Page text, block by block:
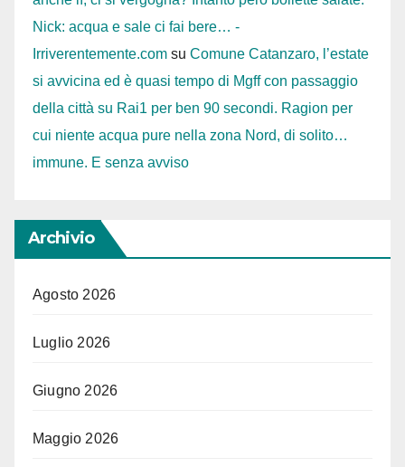
Nick: acqua e sale ci fai bere… -
Irriverentemente.com su Comune Catanzaro, l’estate
si avvicina ed è quasi tempo di Mgff con passaggio
della città su Rai1 per ben 90 secondi. Ragion per
cui niente acqua pure nella zona Nord, di solito…
immune. E senza avviso
Archivio
Agosto 2026
Luglio 2026
Giugno 2026
Maggio 2026